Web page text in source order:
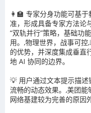
👩‍🏫 专家分身功能可基
准，形成具备专家方法论
“双轨并行”策略，基础功
用。,物理世界，战事可
的优势，并深度集成垂直
地 AI 协同的边界。
💡 用户通过文本提示描
流畅的动态效果。,美团
网络基建较为完善的原因